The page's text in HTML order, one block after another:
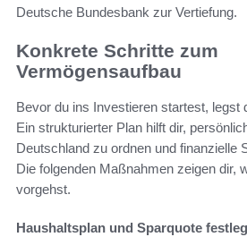
Deutsche Bundesbank zur Vertiefung.
Konkrete Schritte zum
Vermögensaufbau
Bevor du ins Investieren startest, legst
Ein strukturierter Plan hilft dir,
Deutschland zu ordnen und finanzielle
Die folgenden Maßnahmen zeigen dir,
vorgehst.
Haushaltsplan und Sparquote